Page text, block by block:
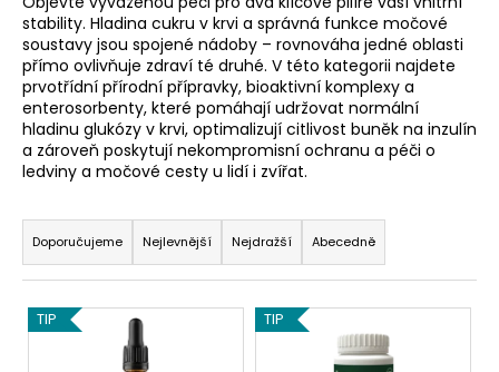
stability. Hladina cukru v krvi a správná funkce močové
soustavy jsou spojené nádoby – rovnováha jedné oblasti
přímo ovlivňuje zdraví té druhé. V této kategorii najdete
prvotřídní přírodní přípravky, bioaktivní komplexy a
enterosorbenty, které pomáhají udržovat normální
hladinu glukózy v krvi, optimalizují citlivost buněk na inzulín
a zároveň poskytují nekompromisní ochranu a péči o
ledviny a močové cesty u lidí i zvířat.
Ř
a
z
e
n
Doporučujeme Nejlevnější Nejdražší Abecedně
V
ý
TIP TIP
b
u
j
e
t
e
n
a
í
t
?